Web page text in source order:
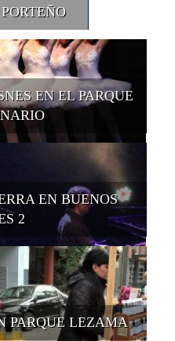
EN EL PARQUE
EN BUENOS
2
PARQUE LEZAMA